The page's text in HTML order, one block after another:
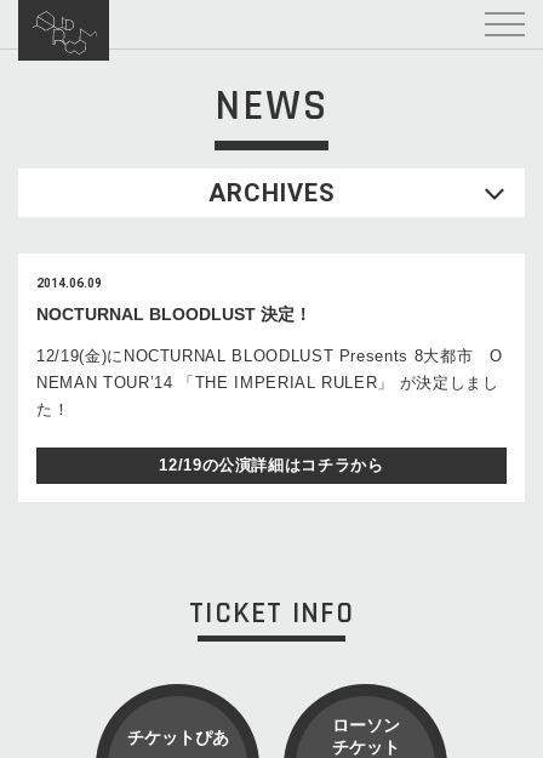
NEWS
ARCHIVES
2014.06.09
NOCTURNAL BLOODLUST 決定！
12/19(金)にNOCTURNAL BLOODLUST Presents 8大都市 O
NEMAN TOUR’14 「THE IMPERIAL RULER」 が決定しまし
た！
12/19の公演詳細はコチラから
TICKET INFO
チケットぴあ
ローソン
チケット